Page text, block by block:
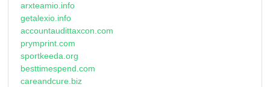
arxteamio.info
getalexio.info
accountaudittaxcon.com
prymprint.com
sportkeeda.org
besttimespend.com
careandcure.biz